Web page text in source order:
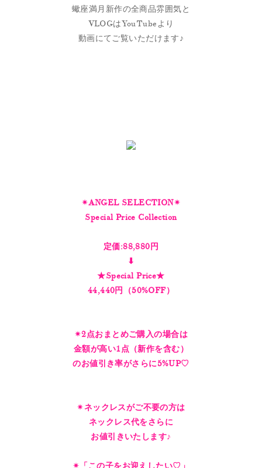
蠍座満月新作の全商品雰囲気と
VLOGはYouTubeより
動画にてご覧いただけます♪
✴︎ANGEL SELECTION✴︎
Special Price Collection
定価:88,880円
⬇︎
★Special Price★
44,440円（50%OFF）
✴︎2点おまとめご購入の場合は
金額が高い1点（新作を含む）
のお値引き率がさらに5%UP♡
✴︎ネックレスがご不要の方は
ネックレス代をさらに
お値引きいたします♪
✴︎「この子をお迎えしたい♡」